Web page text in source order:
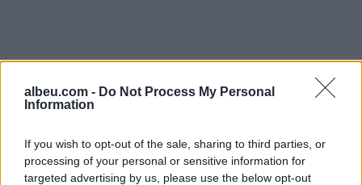
albeu.com - Do Not Process My Personal
Information
If you wish to opt-out of the sale, sharing to third parties, or
processing of your personal or sensitive information for
targeted advertising by us, please use the below opt-out